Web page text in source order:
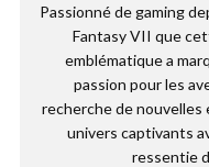
Passionné de gaming
Fantasy VII que
emblématique a
passion pour les
recherche de nouvelles
univers captivants
ressentie